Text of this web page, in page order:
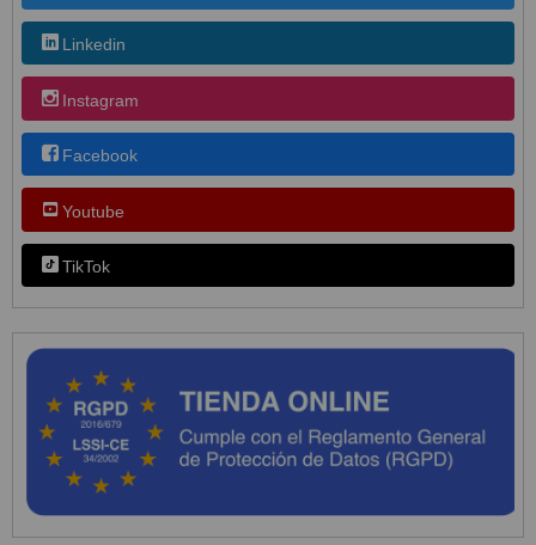
Linkedin
Instagram
Facebook
Youtube
TikTok